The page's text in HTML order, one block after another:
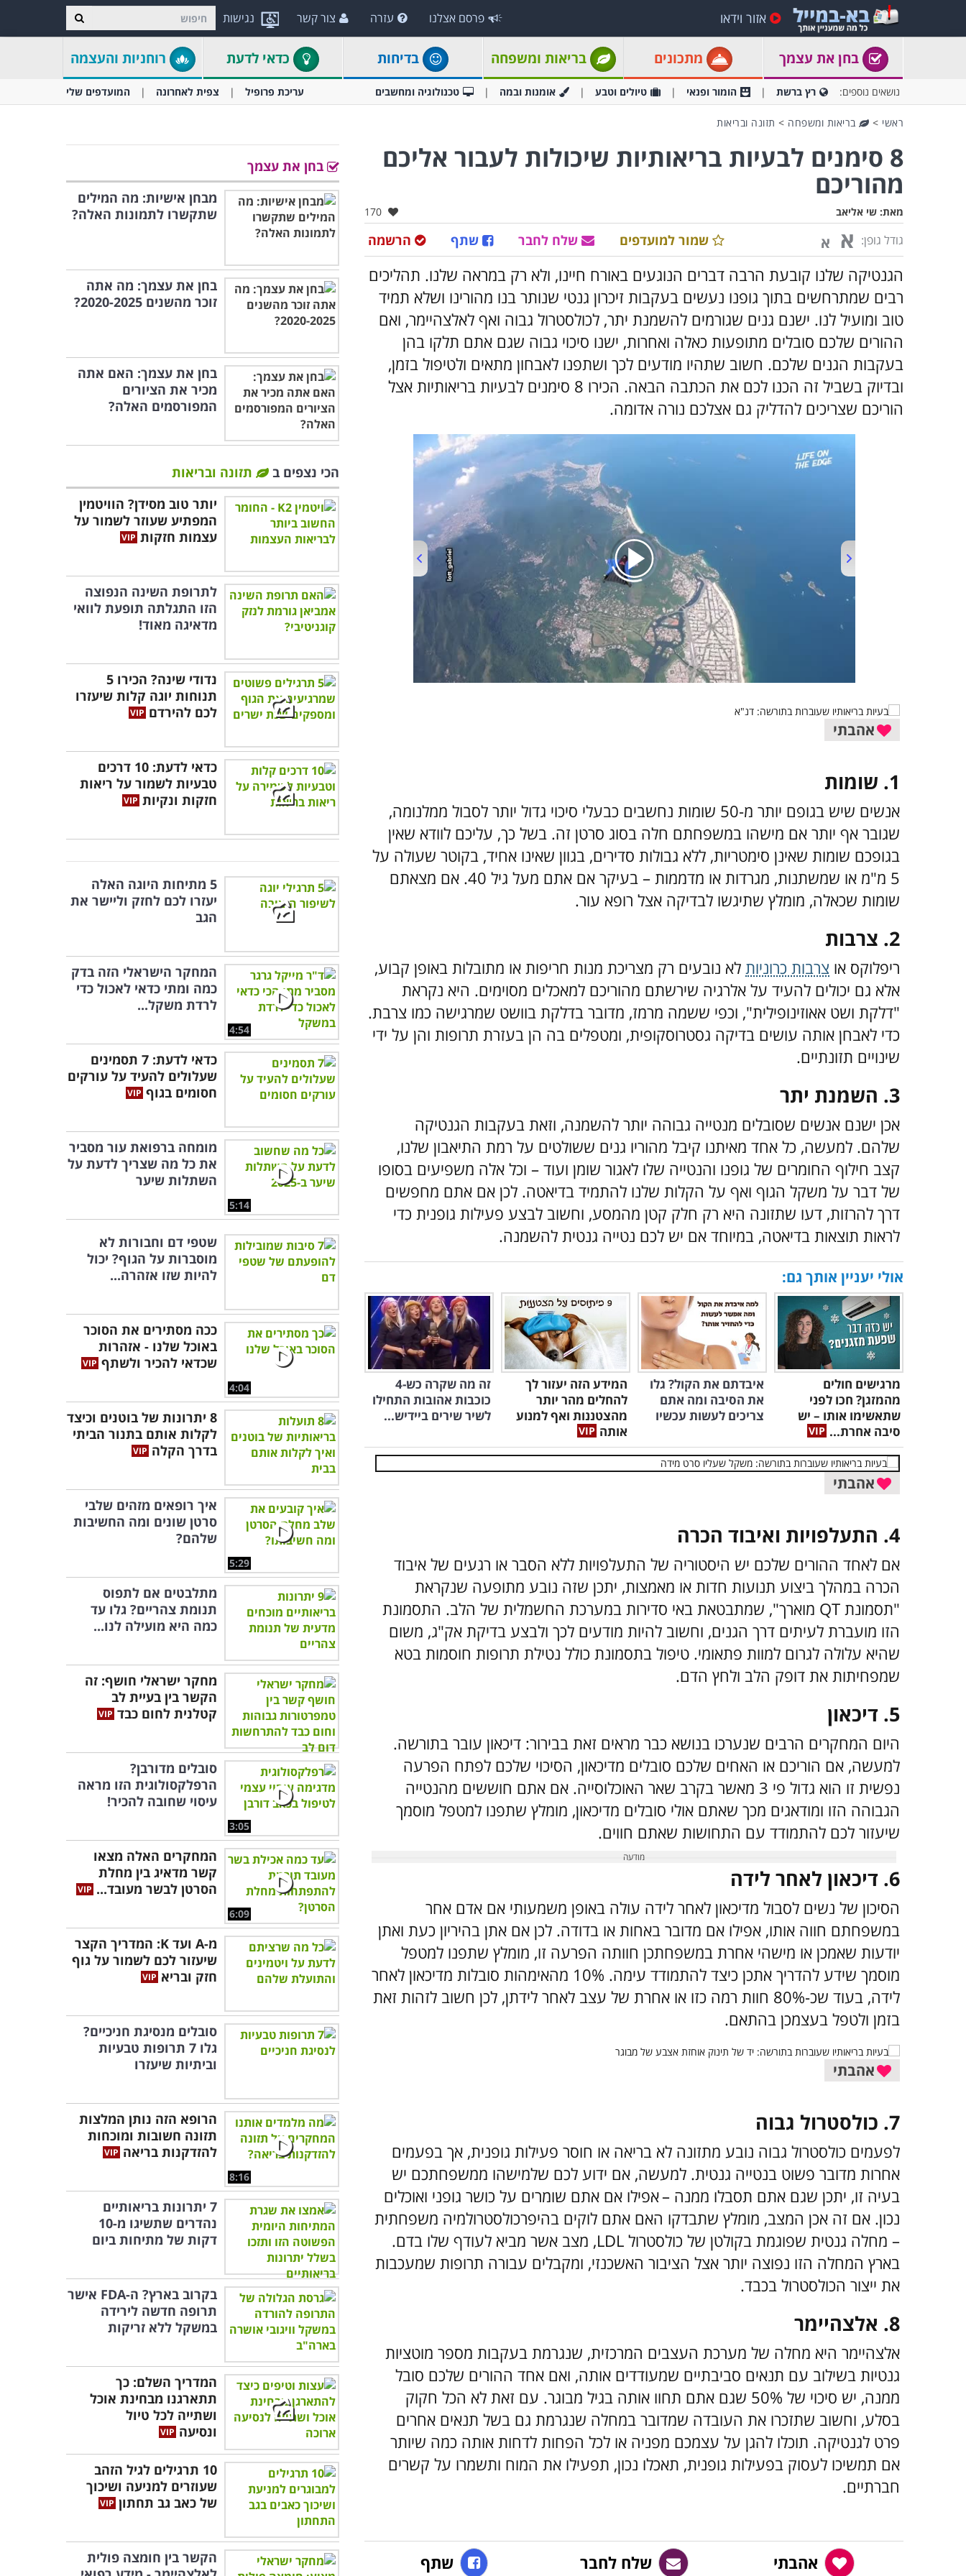
נגישות אזור וידאו פרסם אצלנו עזרה צור קשר
בחן את עצמך מתכונים בריאות ומשפחה בדיחות כדאי לדעת רוחניות והעצמה
נושאים נוספים: רץ ברשת הומור ופנאי טיולים וטבע אומנות ובמה טכנולוגיה ומחשבים עריכת פרופיל צפית לאחרונה המועדפים שלי
ראשי > בריאות ומשפחה > תזונה ובריאות
8 סימנים לבעיות בריאותיות שיכולות לעבור אליכם
מהוריכם
מאת: שי אליאב אהבו:
170
גודל גופן: א א הרשמה שתף שלח לחבר שמור למועדפים
הגנטיקה שלנו קובעת הרבה דברים הנוגעים באורח חיינו, ולא רק במראה שלנו. תהליכים
רבים שמתרחשים בתוך גופנו נעשים בעקבות זיכרון גנטי שנותר בנו מהורינו ושלא תמיד
טוב ומועיל לנו. ישנם גנים שגורמים להשמנת יתר, לכולסטרול גבוה ואף לאלצהיימר, ואם
ההורים שלכם סובלים מתופעות כאלה ואחרות, ישנו סיכוי גבוה שגם אתם תלקו בהן
בעקבות הגנים שלכם. חשוב שתהיו מודעים לכך ושתפנו לאבחון מתאים ולטיפול בזמן,
ובדיוק בשביל זה הכנו לכם את הכתבה הבאה. הכירו 8 סימנים לבעיות בריאותיות אצל
הוריכם שצריכים להדליק גם אצלכם נורה אדומה.
00:00 04:22
אהבתי
1. שומות
אנשים שיש בגופם יותר מ-50 שומות נחשבים כבעלי סיכוי גדול יותר לסבול ממלנומה,
שגובר אף יותר אם מישהו במשפחתם חלה בסוג סרטן זה. בשל כך, עליכם לוודא שאין
בגופכם שומות שאינן סימטריות, ללא גבולות סדירים, בגוון שאינו אחיד, בקוטר שעולה על
5 מ"מ או שמשתנות, מגרדות או מדממות – בעיקר אם אתם מעל גיל 40. אם מצאתם
שומות שכאלה, מומלץ שתיגשו לבדיקה אצל רופא עור.
2. צרבות
ריפלוקס או צרבות כרוניותלא נובעים רק מצריכת מנות חריפות או מתובלות באופן קבוע,
אלא גם יכולים להעיד על אלרגיה שירשתם מהוריכם למאכלים מסוימים. היא נקראת
"דלקת ושט אאוזינופילית", וכפי ששמה מרמז, מדובר בדלקת בוושט שמרגישה כמו צרבת.
כדי לאבחן אותה עושים בדיקה גסטרוסקופית, ומטפלים בה הן בעזרת תרופות והן על ידי
שינויים תזונתיים.
3. השמנת יתר
אכן ישנם אנשים שסובלים מנטייה גבוהה יותר להשמנה, וזאת בעקבות הגנטיקה
שלהם. למעשה, כל אחד מאיתנו קיבל מהוריו גנים ששולטים על רמת התיאבון שלנו,
קצב חילוף החומרים של גופנו והנטייה שלו לאגור שומן ועוד – וכל אלה משפיעים בסופו
של דבר על משקל הגוף ואף על הקלות שלנו להתמיד בדיאטה. לכן אם אתם מחפשים
דרך להרזות, דעו שתזונה היא רק חלק קטן מהמסע, וחשוב לבצע פעילות גופנית כדי
לראות תוצאות בדיאטה, במיוחד אם יש לכם נטייה גנטית להשמנה.
אולי יעניין אותך גם:
מרגישים חולים
מהמזגן? חכו לפני
שתאשימו אותו – יש
סיבה אחרת...
איבדתם את הקול? גלו
את הסיבה ומה אתם
צריכים לעשות עכשיו
המידע הזה יעזור לך
להחלים מהר יותר
מהצטננות ואף למנוע
אותה
זה מה שקרה כש-4
כוכבות אהובות התחילו
לשיר שירים ביידיש...
אהבתי
4. התעלפויות ואיבוד הכרה
אם לאחד ההורים שלכם יש היסטוריה של התעלפויות ללא הסבר או רגעים של איבוד
הכרה במהלך ביצוע תנועות חדות או מאמצות, יתכן שזה נובע מתופעה שנקראת
"תסמונת QT מוארך", שמתבטאת באי סדירות במערכת החשמלית של הלב. התסמונת
הזו מועברת לעיתים דרך הגנים, וחשוב להיות מודעים לכך ולבצע בדיקת אק"ג, משום
שהיא עלולה לגרום למוות פתאומי. טיפול בתסמונת כולל נטילת תרופות חוסמות בטא
שמפחיתות את דופק הלב ולחץ הדם.
5. דיכאון
היום המחקרים הרבים שנערכו בנושא כבר מראים זאת בבירור: דיכאון עובר בתורשה.
למעשה, אם הוריכם או האחים שלכם סובלים מדיכאון, הסיכוי שלכם לפתח הפרעה
נפשית
זו הוא גדול פי 3 מאשר בקרב שאר האוכלוסייה. אם אתם חוששים מהנטייה
הגבוהה הזו ומודאגים מכך שאתם אולי סובלים מדיכאון, מומלץ שתפנו למטפל מוסמך
שיעזור לכם להתמודד עם התחושות שאתם חווים.
6. דיכאון לאחר לידה
הסיכון של נשים לסבול מדיכאון לאחר לידה עולה באופן משמעותי אם אדם אחר
במשפחתם חווה אותו, אפילו אם מדובר באחות או בדודה. לכן אם אתן בהיריון כעת ואתן
יודעות שאמכן או מישהי אחרת במשפחתכן חוותה הפרעה זו, מומלץ שתפנו למטפל
מוסמך שידע להדריך אתכן כיצד להתמודד עימה. 10% מהאימהות סובלות מדיכאון לאחר
לידה, בעוד שכ-80% חוות רמה כזו או אחרת של עצב לאחר לידתן, לכן חשוב לזהות זאת
בזמן ולטפל בעצמכן בהתאם.
אהבתי
7. כולסטרול גבוה
לפעמים כולסטרול גבוה נובע מתזונה לא בריאה או חוסר פעילות גופנית, אך בפעמים
אחרות מדובר פשוט בנטייה גנטית. למעשה, אם ידוע לכם שלמישהו ממשפחתכם יש
בעיה זו, יתכן שגם אתם תסבלו ממנה –אפילו אם אתם שומרים על כושר גופני ואוכלים
נכון. אם זה אכן המצב, מומלץ שתבדקו האם אתם לוקים בהיפרכולסטרולמיה משפחתית
– מחלה גנטית שפוגמת בקולטן של כולסטרול LDL, מצב אשר מביא לעודף שלו בדם.
בארץ המחלה הזו נפוצה יותר אצל הציבור האשכנזי, ומקבלים עבורה תרופות שמעכבות
את ייצור הכולסטרול בכבד.
8. אלצהיימר
אלצהיימר היא מחלה של מערכת העצבים המרכזית, שנגרמת בעקבות מספר מוטציות
גנטיות בשילוב עם תנאים סביבתיים שמעודדים אותה, ואם אחד ההורים שלכם סובל
ממנה, יש סיכוי של 50% שגם אתם תחוו אותה בגיל מבוגר. עם זאת לא הכל חקוק
בסלע, וחשוב שתזכרו את העובדה שמדובר במחלה שנגרמת גם בשל תנאים אחרים
פרט לגנטיקה. תוכלו להגן על עצמכם מפניה או לכל הפחות לדחות אותה כמה שיותר
אם תמשיכו לעסוק בפעילות גופנית, תאכלו נכון, תפעילו את המוח ותשמרו על קשרים
חברתיים.
אהבתי שלח לחבר שתף
בחן את עצמך
מבחן אישיות: מה המילים
שתקשרו לתמונות האלה?
בחן את עצמך: מה אתה
זוכר מהשנים 2020-2025?
בחן את עצמך: האם אתה
מכיר את הציורים
המפורסמים האלה?
הכי נצפים ב
תזונה ובריאות
יותר טוב מסידן? הוויטמין
המפתיע שעוזר לשמור על
עצמות חזקות
לתרופת השינה הנפוצה
הזו התגלתה תופעת לוואי
מדאיגה מאוד!
נדודי שינה? הכירו 5
תנוחות יוגה קלות שיעזרו
לכם להירדם
כדאי לדעת: 10 דרכים
טבעיות לשמור על ריאות
חזקות ונקיות
5 מתיחות היוגה האלה
יעזרו לכם לחזק וליישר את
הגב
4:54
המחקר הישראלי הזה בדק
כמה ומתי כדאי לאכול כדי
לרדת משקל...
כדאי לדעת: 7 תסמינים
שעלולים להעיד על עורקים
חסומים בגוף
5:14
מומחה ברפואת עור מסביר
את כל מה שצריך לדעת על
השתלות שיער
שטפי דם וחבורות לא
מוסברות על הגוף? יכול
להיות שזו אזהרה...
4:04
ככה מסתירים את הסוכר
באוכל שלנו - אזהרות
שכדאי להכיר ולשתף
8 יתרונות של בוטנים וכיצד
לקלות אותם בתנור הביתי
בדרך הקלה
5:29
איך רופאים מזהים שלבי
סרטן שונים ומה החשיבות
שלהם?
מתלבטים אם לתפוס
תנומת צהריים? גלו עד
כמה היא מועילה לנו...
מחקר ישראלי חושף: זה
הקשר בין בעיית לב
קטלנית לחום כבד
3:05
סובלים מדורבן?
הרפלקסולוגית הזו מראה
עיסוי שחובה להכיר!
6:09
המחקרים האלה מצאו
קשר מדאיג בין מחלת
הסרטן לבשר מעובד...
מ-A ועד K: המדריך הקצר
שיעזור לכם לשמור על גוף
חזק ובריא
סובלים מנסיגת חניכיים?
גלו 7 תרופות טבעיות
וביתיות שיעזרו
8:16
הרופא הזה נותן המלצות
תזונה חשובות ומוכחות
להזדקנות בריאה
7 יתרונות בריאותיים
נהדרים שתשיגו מ-10
דקות של מתיחות ביום
בקרוב בארץ? ה-FDA אישר
תרופה חדשה לירידה
במשקל ללא זריקות
המדריך השלם: כך
תתארגנו מבחינת אוכל
ושתייה לכל טיול
ונסיעה
10 תרגילים לגיל הזהב
שעוזרים למניעה ושיכוך
של כאב גב תחתון
הקשר בין חומצה פולית